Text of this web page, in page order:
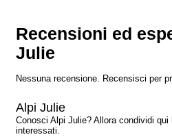
Recensioni ed
Julie
Nessuna recensione. Recensisci per
Alpi Julie
Conosci Alpi Julie? Allora condividi
interessati.